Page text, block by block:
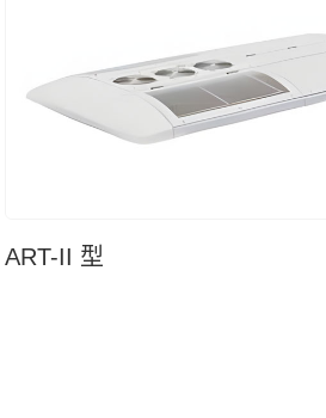
ART-II 型